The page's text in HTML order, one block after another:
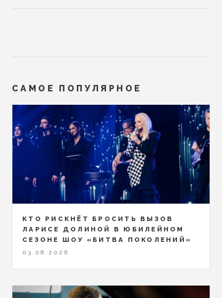
САМОЕ ПОПУЛЯРНОЕ
КТО РИСКНЁТ БРОСИТЬ ВЫЗОВ
ЛАРИСЕ ДОЛИНОЙ В ЮБИЛЕЙНОМ
СЕЗОНЕ ШОУ «БИТВА ПОКОЛЕНИЙ»
03.08.2026